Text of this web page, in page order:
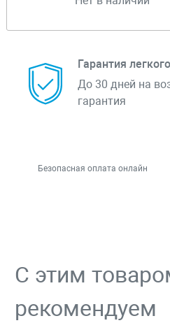
Гарантия
До 30 дней на
гарантия
Безопасная оплата онлайн
С этим
рекомендуем